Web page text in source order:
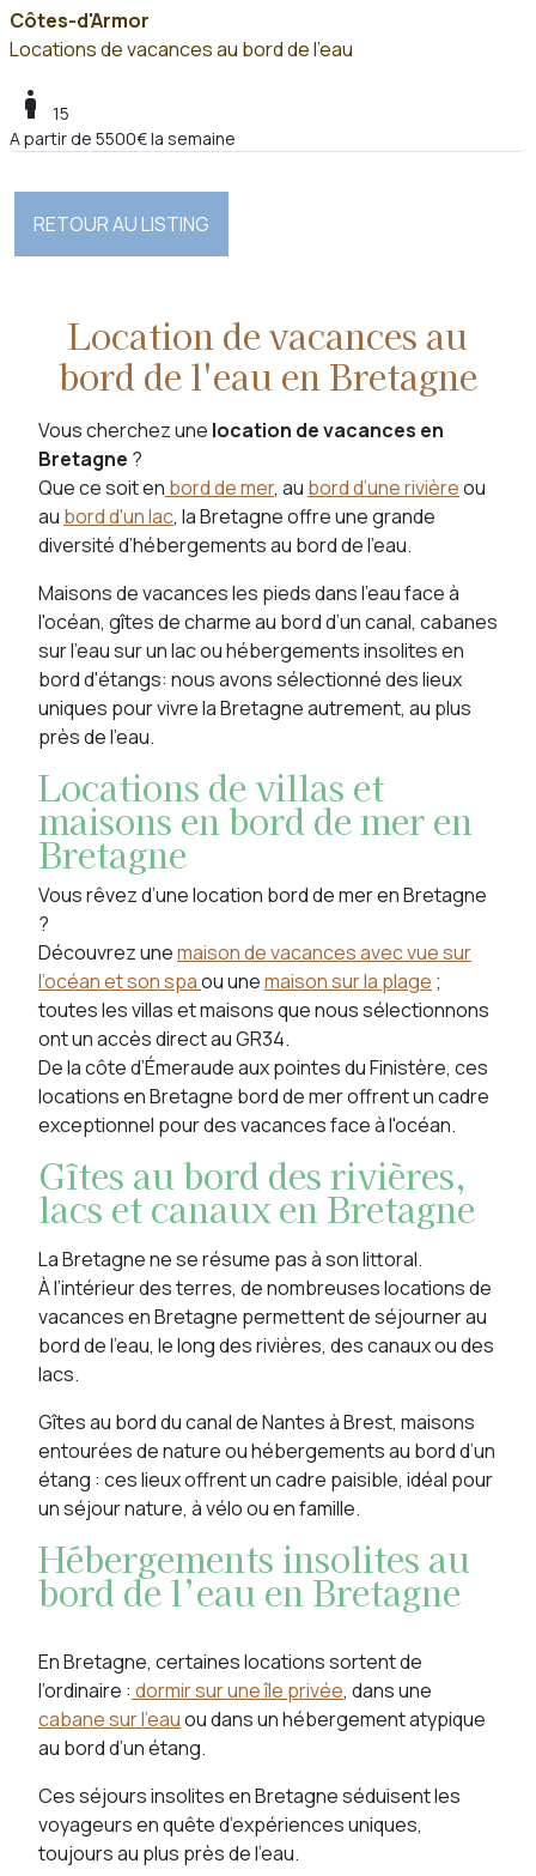
Location de vacances au
bord de l'eau en Bretagne
Vous cherchez une location de vacances en
Bretagne ?
Que ce soit en bord de mer, au bord d’une rivièreou
au bord d'un lac, la Bretagne offre une grande
diversité d’hébergements au bord de l’eau.
Maisons de vacances les pieds dans l’eau face à
l'océan, gîtes de charme au bord d’un canal, cabanes
sur l’eau sur un lac ou hébergements insolites en
bord d'étangs: nous avons sélectionné des lieux
uniques pour vivre la Bretagne autrement, au plus
près de l’eau.
Locations de villas et
maisons en bord de mer en
Bretagne
Vous rêvez d’une location bord de mer en Bretagne
?
Découvrez unemaison de vacances avec vue sur
l’océan et son spaou unemaison sur la plage ;
toutes les villas et maisons que nous sélectionnons
ont un accès direct au GR34.
De la côte d’Émeraude aux pointes du Finistère, ces
locations en Bretagne bord de mer offrent un cadre
exceptionnel pour des vacances face à l'océan.
Gîtes au bord des rivières,
lacs et canaux en Bretagne
La Bretagne ne se résume pas à son littoral.
À l’intérieur des terres, de nombreuses locations de
vacances en Bretagne permettent de séjourner au
bord de l’eau, le long des rivières, des canaux ou des
lacs.
Gîtes au bord du canal de Nantes à Brest, maisons
entourées de nature ou hébergements au bord d’un
étang : ces lieux offrent un cadre paisible, idéal pour
un séjour nature, à vélo ou en famille.
Hébergements insolites au
bord de l’eau en Bretagne
En Bretagne, certaines locations sortent de
l’ordinaire : dormir sur une île privée, dans une
cabane sur l’eauou dans un hébergement atypique
au bord d’un étang.
Ces séjours insolites en Bretagne séduisent les
voyageurs en quête d’expériences uniques,
toujours au plus près de l’eau.
Côtes-d'Armor
Locations de vacances au bord de l'eau
boy
15
A partir de 5500€ la semaine
RETOUR AU LISTING